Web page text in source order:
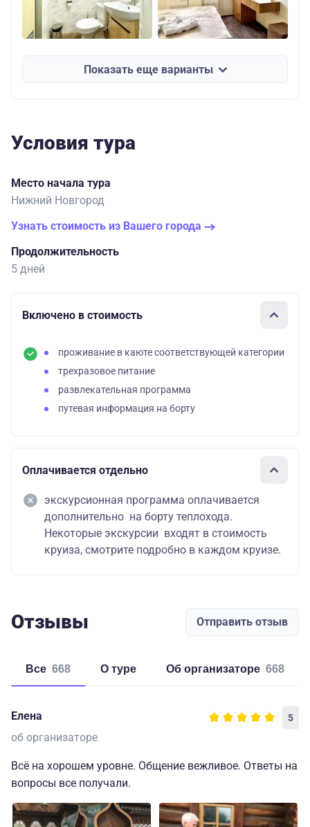
Показать еще варианты
Условия тура
Место начала тура
Нижний Новгород
Узнать стоимость из Вашего города
Продолжительность
5 дней
Включено в стоимость
проживание в каюте соответствующей категории
трехразовое питание
развлекательная программа
путевая информация на борту
Оплачивается отдельно
экскурсионная программа оплачивается
дополнительно на борту теплохода.
Некоторые экскурсии входят в стоимость
круиза, смотрите подробно в каждом круизе.
Отзывы Отправить отзыв
Все 668 о туре об организаторе 668
Елена 5
об организаторе
Всё на хорошем уровне. Общение вежливое. Ответы на
вопросы все получали.